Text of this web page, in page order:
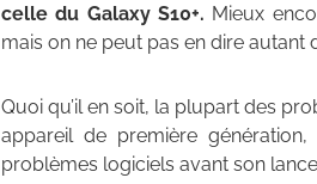
celle du Galaxy S10+. Mieux
mais on ne peut pas en dire autant
Quoi qu’il en soit, la plupart des
appareil de première
problèmes logiciels avant son